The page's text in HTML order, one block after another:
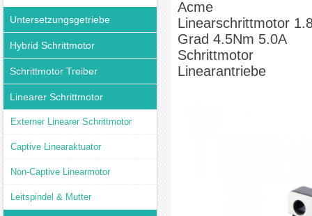
Untersetzungsgetriebe
Hybrid Schrittmotor
Schrittmotor Treiber
Linearer Schrittmotor
Externer Linearer Schrittmotor
Captive Linearaktuator
Non-Captive Linearmotor
Leitspindel & Mutter
Acme
Linearschrittmotor
Grad 4.5Nm 5.0A
Schrittmotor
Linearantriebe